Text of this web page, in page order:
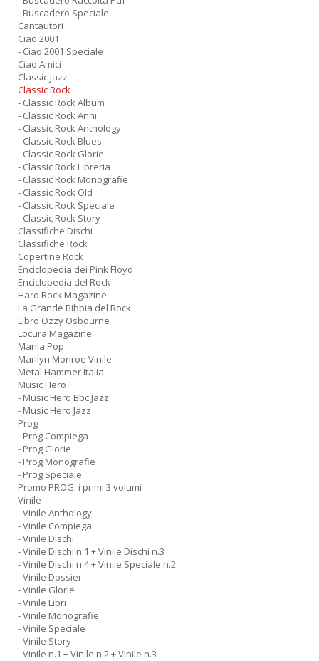
- Buscadero Speciale
Cantautori
Ciao 2001
- Ciao 2001 Speciale
Ciao Amici
Classic Jazz
Classic Rock
- Classic Rock Album
- Classic Rock Anni
- Classic Rock Anthology
- Classic Rock Blues
- Classic Rock Glorie
- Classic Rock Libreria
- Classic Rock Monografie
- Classic Rock Old
- Classic Rock Speciale
- Classic Rock Story
Classifiche Dischi
Classifiche Rock
Copertine Rock
Enciclopedia dei Pink Floyd
Enciclopedia del Rock
Hard Rock Magazine
La Grande Bibbia del Rock
Libro Ozzy Osbourne
Locura Magazine
Mania Pop
Marilyn Monroe Vinile
Metal Hammer Italia
Music Hero
- Music Hero Bbc Jazz
- Music Hero Jazz
Prog
- Prog Compiega
- Prog Glorie
- Prog Monografie
- Prog Speciale
Promo PROG: i primi 3 volumi
Vinile
- Vinile Anthology
- Vinile Compiega
- Vinile Dischi
- Vinile Dischi n.1 + Vinile Dischi n.3
- Vinile Dischi n.4 + Vinile Speciale n.2
- Vinile Dossier
- Vinile Glorie
- Vinile Libri
- Vinile Monografie
- Vinile Speciale
- Vinile Story
- Vinile n.1 + Vinile n.2 + Vinile n.3